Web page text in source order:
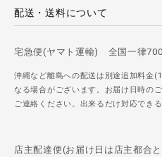
配送・送料について
宅急便(ヤマト運輸) 全国一律700
沖縄など離島への配送は別途追加料金
なる場合がございます。お届け日時の
ご連絡ください。出来るだけ対応でき
店主配達便(お届け日は店主都合